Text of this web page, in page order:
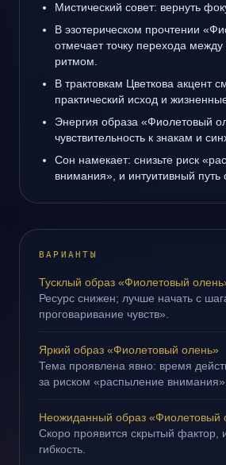
Мистический совет: вернуть
В эзотерическом прочтении
отмечает точку перехода
ритмом.
В трактовкам Цветкова акцент
практический исход и
Энергия образа «Фиолетовый
чувствительность к знакам и
Сон намекает: снизьте риск
внимания», и интуитивный путь
ВАРИАНТЫ
Тусклый образ «Фиолетовый
Ресурс снижен; лучше начать с
проговаривание чувств».
Яркий образ «Фиолетовый олень»
Тема проявлена явно: время
за риском «распыление внимания».
Неожиданный образ «Фиолетовый
Скоро проявится скрытый фактор,
гибкость.